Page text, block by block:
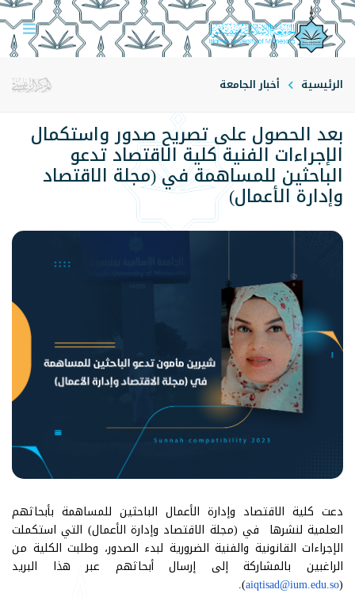
الرئيسية أخبار الجامعة
بعد الحصول على تصريح صدور واستكمال
الإجراءات الفنية كلية الاقتصاد تدعو
الباحثين للمساهمة في (مجلة الاقتصاد
وإدارة الأعمال)
دعت كلية الاقتصاد وإدارة الأعمال الباحثين للمساهمة بأبحاثهم
العلمية لنشرها في (مجلة الاقتصاد وإدارة الأعمال) التي استكملت
الإجراءات القانونية والفنية الضرورية لبدء الصدور، وطلبت الكلية من
الراغبين بالمشاركة إلى إرسال أبحاثهم عبر هذا البريد
(
aiqtisad@ium.edu.so
).